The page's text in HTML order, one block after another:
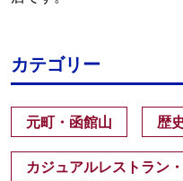
カテゴリー
元町・函館山 歴
カジュアルレストラン